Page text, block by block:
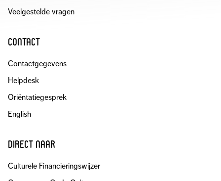
Veelgestelde vragen
contact
Contactgegevens
Helpdesk
Oriëntatiegesprek
English
direct naar
Culturele Financieringswijzer